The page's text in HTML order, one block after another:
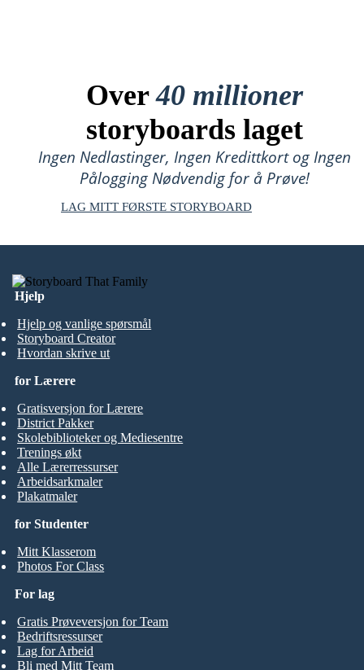
Over40 millioner
storyboards laget
Ingen Nedlastinger, Ingen Kredittkort og Ingen
Pålogging Nødvendig for å Prøve!
LAG MITT FØRSTE STORYBOARD
Hjelp
Hjelp og vanlige spørsmål
Storyboard Creator
Hvordan skrive ut
for Studenter
Mitt Klasserom
Photos For Class
for Lærere
Gratisversjon for Lærere
District Pakker
Skolebiblioteker og Mediesentre
Trenings økt
Alle Lærerressurser
Arbeidsarkmaler
Plakatmaler
For lag
Gratis Prøveversjon for Team
Bedriftsressurser
Lag for Arbeid
Bli med Mitt Team